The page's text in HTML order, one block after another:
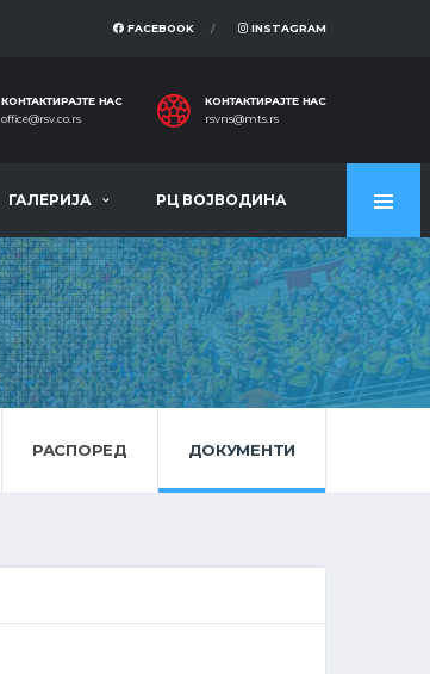
FACEBOOK INSTAGRAM
КОНТАКТИРАЈТЕ НАС
office@rsv.co.rs
КОНТАКТИРАЈТЕ НАС
rsvns@mts.rs
ГАЛЕРИЈА РЦ ВОЈВОДИНА
РАСПОРЕД ДОКУМЕНТИ